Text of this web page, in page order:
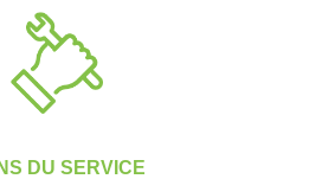
DU SERVICE